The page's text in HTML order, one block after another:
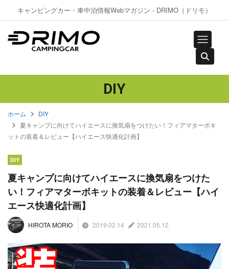
キャンピングカー・車中泊情報Webマガジン - DRIMO（ドリモ）
DIY
ホーム
DIY
夏キャンプに向けてハイエースに換気扇をつけたい！フィアマターボキ
ットの装着＆レビュー【ハイエース快適化計画】
DIY
夏キャンプに向けてハイエースに換気扇をつけた
い！フィアマターボキットの装着＆レビュー【ハイ
エース快適化計画】
HIROTA MORIO 2019.02.14 2021.05.12